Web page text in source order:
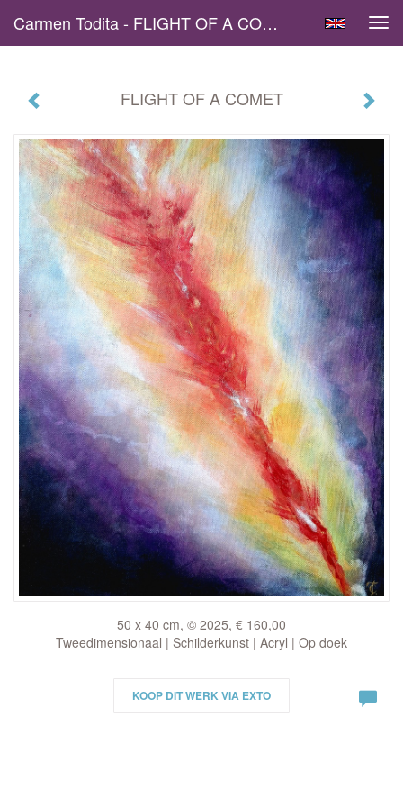
Carmen Todita - FLIGHT OF A COMET
FLIGHT OF A COMET
50 x 40 cm, © 2025, € 160,00
Tweedimensionaal | Schilderkunst | Acryl | Op doek
KOOP DIT WERK VIA EXTO